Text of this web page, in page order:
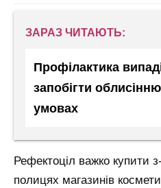
ЗАРАЗ ЧИТАЮТЬ:
Профілактика
запобігти
умовах
Рефектоціл важко купити
полицях магазинів